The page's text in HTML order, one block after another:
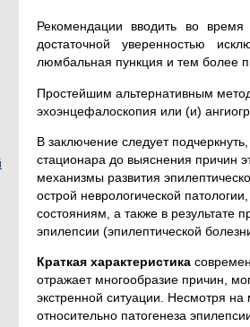
Рекомендации вводить во
достаточной уверенностью
люмбальная пункция и тем более
Простейшим альтернативным
эхоэнцефалоскопия или (и)
В заключение следует
стационара до выяснения причин
механизмы развития
острой неврологической
состояниям, а также в результате
эпилепсии (эпилептической
Краткая характеристика
отражает многообразие причин,
экстренной ситуации. Несмотря
относительно патогенеза